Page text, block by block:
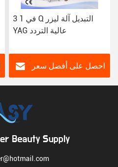
3 في 1 Q التبديل آلة ليزر
YAG عالية التردد
احصل على أفضل سعر
Beauty Supply